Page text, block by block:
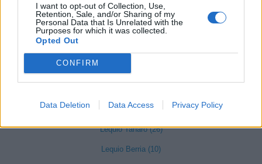
I want to opt-out of Collection, Use,
Retention, Sale, and/or Sharing of my
Personal Data that Is Unrelated with the
Purposes for which it was collected.
Opted Out
CONFIRM
Data Deletion Data Access Privacy Policy
Govone (35)
Grinzane Cavour (34)
La Morra (122)
Lequio Tanaro (26)
Lequio Berria (10)